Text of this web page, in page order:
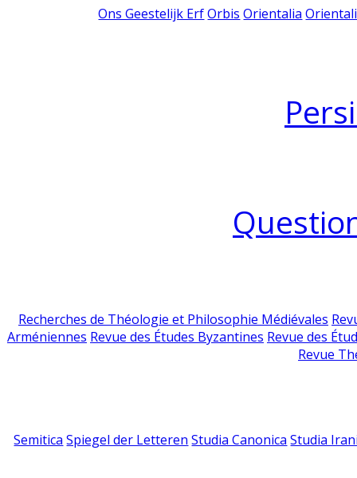
Ons Geestelijk Erf Orbis Orientalia
Recherches de Théologie et Philosophie Médiévales
Arméniennes Revue des Études Byzantines Revue des
Revue
Semitica Spiegel der Letteren Studia Canonica Studia